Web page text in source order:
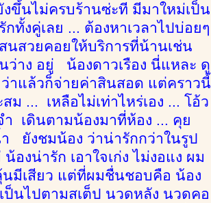
งขึ้นไม่ครบร้านซ่ะที มีมาใหม่เป็น
ทั้งคู่เลย ... ต้องหาเวลาไปบ่อยๆ
นสวยคอยให้บริการที่น้านเช่น
ว่าง อยู่ น้องดาวเรือง นี่แหละ ดู
าแล้วก็จ่ายค่าสินสอด แต่คราวนี้
... เหลือไม่เท่าไหร่เอง ... โอ้ว
ำ เดินตามน้องมาที่ห้อง ... คุย
ยังชมน้อง ว่าน่ารักกว่าในรูป
งน่ารัก เอาใจเก่ง ไม่งอแง ผม
มีเสียว แต่ที่ผมชื่นชอบคือ น้อง
เป็นไปตามสเต็ป นวดหลัง นวดคอ